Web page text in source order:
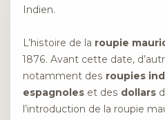
Indien.
L’histoire de la roupie
1876. Avant cette date,
notamment des roupies
espagnoles et des dollars
l’introduction de la roupie